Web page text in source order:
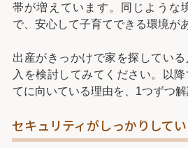
帯が増えています。同じような
で、安心して子育てできる環境が
出産がきっかけで家を探してい
入を検討してみてください。以
てに向いている理由を、1つずつ解
セキュリティがしっかりしてい